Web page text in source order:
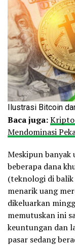
Ilustrasi Bitcoin
Baca juga:
Mendominasi
Meskipun
beberapa dana
(teknologi di
menarik uang
dikeluarkan
memutuskan ini
keuntungan dan
pasar sedang